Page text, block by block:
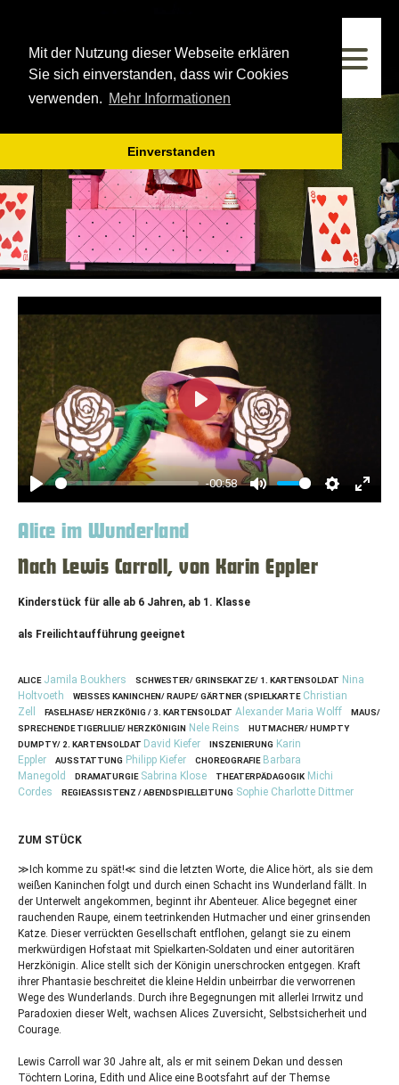
Mit der Nutzung dieser Webseite erklären
Sie sich einverstanden, dass wir Cookies
verwenden. Mehr Informationen
Einverstanden
Westfälisches Landestheater
Spielzeit 2025/2026
Play
-00:58
Mute SettingsEnter
Play
Alice im Wunderland
Nach Lewis Carroll, von Karin Eppler
Kinderstück für alle ab 6 Jahren, ab 1. Klasse
als Freilichtaufführung geeignet
ALICE Jamila Boukhers SCHWESTER/ GRINSEKATZE/ 1. KARTENSOLDAT Nina
Holtvoeth
WEISSES KANINCHEN/ RAUPE/ GÄRTNER (SPIELKARTE
Christian
Zell
FASELHASE/ HERZKÖNIG / 3. KARTENSOLDAT Alexander Maria Wolff
MAUS/
SPRECHENDE TIGERLILIE/ HERZKÖNIGIN Nele Reins
HUTMACHER/ HUMPTY
DUMPTY/ 2. KARTENSOLDAT David Kiefer INSZENIERUNG Karin
Eppler
AUSSTATTUNG Philipp Kiefer CHOREOGRAFIE Barbara
Manegold
DRAMATURGIE Sabrina Klose THEATERPÄDAGOGIK Michi
Cordes
REGIEASSISTENZ / ABENDSPIELLEITUNG Sophie Charlotte Dittmer
ZUM STÜCK
≫Ich komme zu spät!≪ sind die letzten Worte, die Alice hört, als sie dem
weißen Kaninchen folgt und durch einen Schacht ins Wunderland fällt. In
der Unterwelt angekommen, beginnt ihr Abenteuer. Alice begegnet einer
rauchenden Raupe, einem teetrinkenden Hutmacher und einer grinsenden
Katze. Dieser verrückten Gesellschaft entflohen, gelangt sie zu einem
merkwürdigen Hofstaat mit Spielkarten-Soldaten und einer autoritären
Herzkönigin. Alice stellt sich der Königin unerschrocken entgegen. Kraft
ihrer Phantasie beschreitet die kleine Heldin unbeirrbar die verworrenen
Wege des Wunderlands. Durch ihre Begegnungen mit allerlei Irrwitz und
Paradoxien dieser Welt, wachsen Alices Zuversicht, Selbstsicherheit und
Courage.
Lewis Carroll war 30 Jahre alt, als er mit seinem Dekan und dessen
Töchtern Lorina, Edith und Alice eine Bootsfahrt auf der Themse